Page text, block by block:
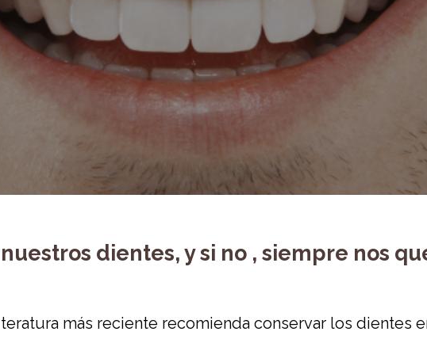
dientes, y si no , siempre nos
más reciente recomienda conservar los dientes